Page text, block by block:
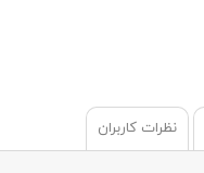
نظرات کاربران